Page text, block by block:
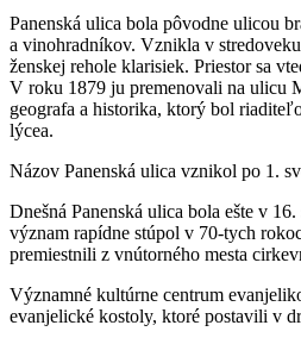
Panenská ulica bola pôvodne ulicou
a vinohradníkov. Vznikla v
ženskej rehole klarisiek. Priestor sa
V roku 1879 ju premenovali na ulicu
geografa a historika, ktorý bol
lýcea.
Názov Panenská ulica vznikol po 1.
Dnešná Panenská ulica bola ešte v
význam rapídne stúpol v 70-tych
premiestnili z vnútorného mesta
Významné kultúrne centrum
evanjelické kostoly, ktoré postavili v